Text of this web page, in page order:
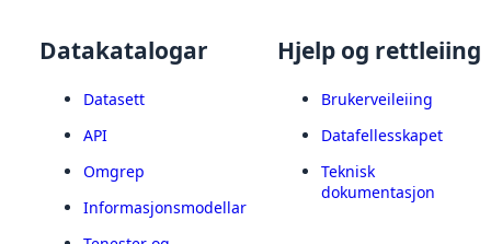
Datakatalogar
Datasett
API
Omgrep
Informasjonsmodellar
Hjelp og rettleiing
Brukerveileiing
Datafellesskapet
Teknisk
dokumentasjon